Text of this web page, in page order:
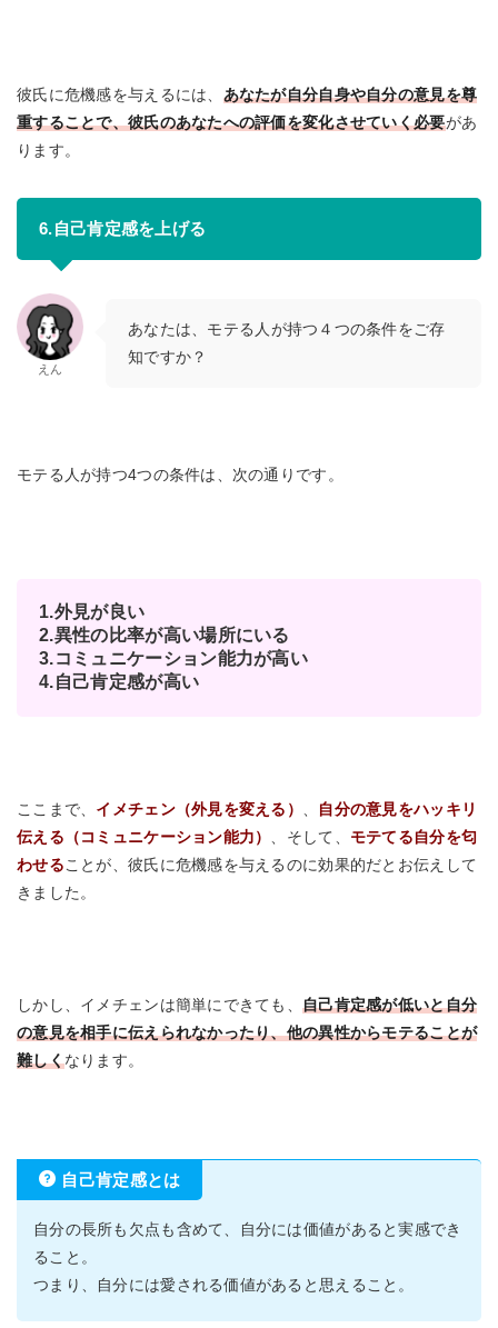
彼氏に危機感を与えるには、 あなたが自分自身や自分の意見を尊
重することで、彼氏のあなたへの評価を変化させていく必要があ
ります。
6.自己肯定感を上げる
えん
あなたは、モテる人が持つ４つの条件をご存
知ですか？
モテる人が持つ4つの条件は、次の通りです。
1.外見が良い
2.異性の比率が高い場所にいる
3.コミュニケーション能力が高い
4.自己肯定感が高い
ここまで、 イメチェン（外見を変える） 、
自分の意見をハッキリ
伝える（コミュニケーション能力） 、そして、 モテてる自分を匂
わせることが、彼氏に危機感を与えるのに効果的だとお伝えして
きました。
しかし、イメチェンは簡単にできても、自己肯定感が低いと自分
の意見を相手に伝えられなかったり、他の異性からモテることが
難しくなります。
自己肯定感とは
自分の長所も欠点も含めて、自分には価値があると実感でき
ること。
つまり、自分には愛される価値があると思えること。